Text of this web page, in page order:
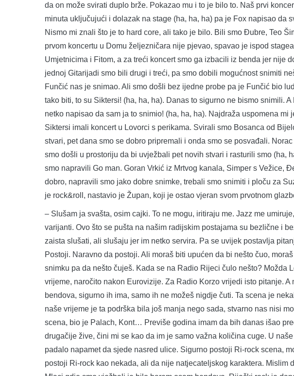
da on može svirati duplo brže. Pokazao mu i to je bilo to. Naš prvi
minuta uključujući i dolazak na stage (ha, ha, ha) pa je Fox napisao da
Nismo mi znali što je to hard core, ali tako je bilo. Bili smo Đubre, Teo
prvom koncertu u Domu željezničara nije pjevao, spavao je ispod
Umjetnicima i Fitom, a za treći koncert smo ga izbacili iz benda jer nije
jednoj Gitarijadi smo bili drugi i treći, pa smo dobili mogućnost snimiti
Funčić nas je snimao. Ali smo došli bez ijedne probe pa je Funčić bio
tako biti, to su Siktersi! (ha, ha, ha). Danas to sigurno ne bismo snimili.
netko napisao da sam ja to snimio! (ha, ha, ha). Najdraža uspomena mi
Siktersi imali koncert u Lovorci s perikama. Svirali smo Bosanca od
stvari, pet dana smo se dobro pripremali i onda smo se posvađali.
smo došli u prostoriju da bi uvježbali pet novih stvari i rasturili smo (ha,
smo napravili Go man. Goran Vrkić iz Mrtvog kanala, Simper s Vežice,
dobro, napravili smo jako dobre snimke, trebali smo snimiti i ploču za
je rock&roll, nastavio je Župan, koji je ostao vjeran svom prvotnom
– Slušam ja svašta, osim cajki. To ne mogu, iritiraju me. Jazz me
varijanti. Ovo što se pušta na našim radijskim postajama su bezlične i
zaista slušati, ali slušaju jer im netko servira. Pa se uvijek postavlja
Postoji. Naravno da postoji. Ali moraš biti upućen da bi nešto čuo,
snimku pa da nešto čuješ. Kada se na Radio Rijeci čulo nešto? Možda
vrijeme, naročito nakon Eurovizije. Za Radio Korzo vrijedi isto pitanje. A
bendova, sigurno ih ima, samo ih ne možeš nigdje čuti. Ta scena je
naše vrijeme je ta podrška bila još manja nego sada, stvarno nas nisi
scena, bio je Palach, Kont… Previše godina imam da bih danas išao
drugačije žive, čini mi se kao da im je samo važna količina cuge. U
padalo napamet da sjede nasred ulice. Sigurno postoji Ri-rock scena,
postoji Ri-rock kao nekada, ali da nije natjecateljskog karaktera. Mislim